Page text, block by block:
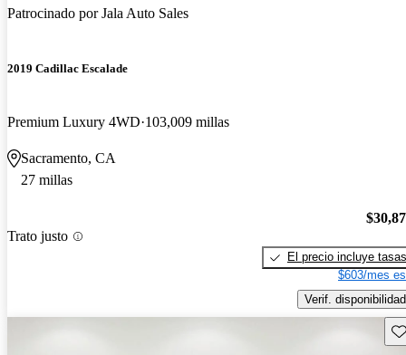
Patrocinado porJala Auto Sales
2019 Cadillac Escalade
Premium Luxury 4WD 103,009 millas
Sacramento, CA
27 millas
Trato justo
El precio incluye tasas
$603/mes
Verif. disponibilidad